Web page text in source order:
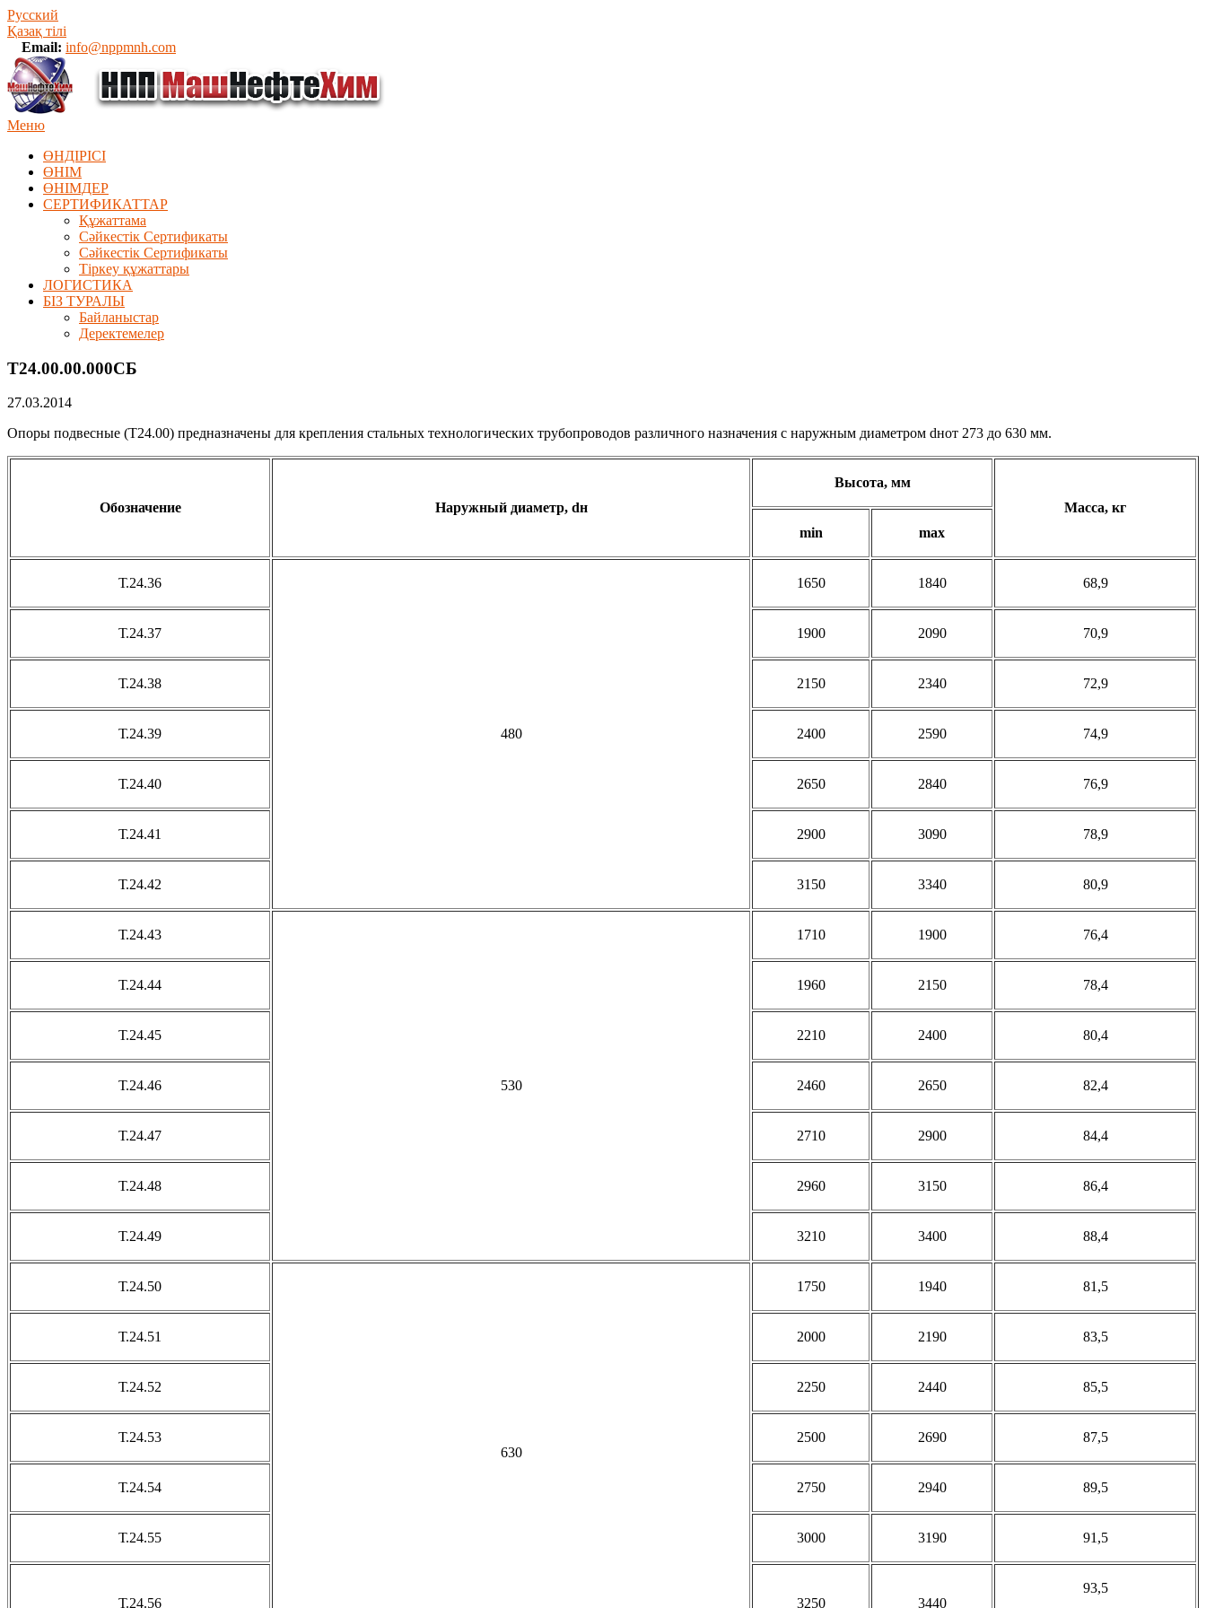
Русский
Қазақ тілі
Email: info@nppmnh.com
Меню
ӨНДІРІСІ
ӨНІМ
ӨHIМДЕР
СЕРТИФИКАТТАР
Құжаттама
Сәйкестік Сертификаты
Сәйкестік Сертификаты
Тіркеу құжаттары
ЛОГИСТИКА
БІЗ ТУРАЛЫ
Байланыстар
Деректемелер
Т24.00.00.000СБ
27.03.2014
Опоры подвесные (Т24.00) предназначены для крепления стальных технологических трубопроводов различного назначения с наружным диаметром dнот 273 до 630 мм.
Обозначение Наружный диаметр, dн
Высота, мм
Масса, кг
min
max
Т.24.36
480
1650 1840 68,9
Т.24.37 1900 2090 70,9
Т.24.38 2150 2340 72,9
Т.24.39 2400 2590 74,9
Т.24.40 2650 2840 76,9
Т.24.41 2900 3090 78,9
Т.24.42 3150 3340 80,9
Т.24.43
530
1710 1900 76,4
Т.24.44 1960 2150 78,4
Т.24.45 2210 2400 80,4
Т.24.46 2460 2650 82,4
Т.24.47 2710 2900 84,4
Т.24.48 2960 3150 86,4
Т.24.49 3210 3400 88,4
Т.24.50
630
1750 1940 81,5
Т.24.51 2000 2190 83,5
Т.24.52 2250 2440 85,5
Т.24.53 2500 2690 87,5
Т.24.54 2750 2940 89,5
Т.24.55 3000 3190 91,5
Т.24.56 3250 3440
93,5